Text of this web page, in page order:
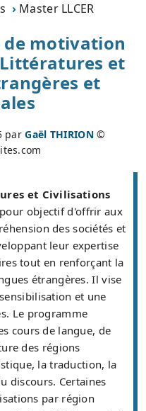
Master LLCER
de motivation
et
et
parGaël THIRION©
et Civilisations
objectif d'offrir aux
des sociétés et
leur expertise
tout en renforçant la
étrangères. Il vise
et une
Le programme
cours de langue, de
des régions
la traduction, la
discours. Certaines
par région